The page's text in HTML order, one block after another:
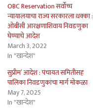
OBC Reservation सर्वोच्च
न्यायालयाचा राज्य सरकारला धक्का :
ओबीसी आरक्षणाशिवाय निवडणुका
घेण्याचे आदेश
March 3, 2022
In "खान्देश"
सुप्रीम’ आदेश : पंचायत समितीसह
पालिका निवडणुकांचा मार्ग मोकळा
May 7, 2025
In "खान्देश"